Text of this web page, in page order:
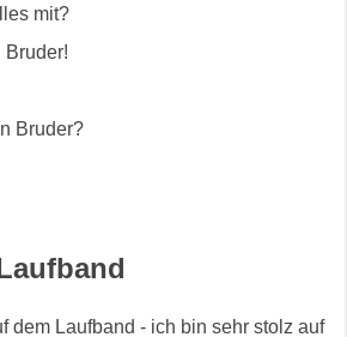
mit?
Bruder!
Bruder?
dem Laufband - ich bin sehr stolz auf